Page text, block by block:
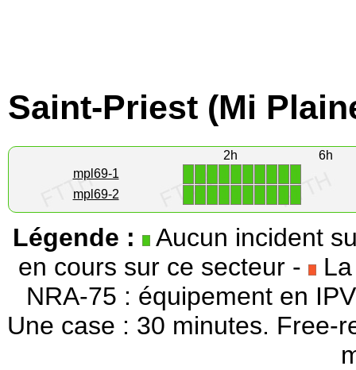
Saint-Priest (Mi
2h
6h
mpl69-1
mpl69-2
Légende :
Aucun incident
en cours sur ce secteur - La
NRA-75 : équipement en
Une case : 30 minutes. Free-